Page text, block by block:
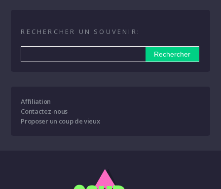
RECHERCHER UN SOUVENIR:
Affiliation
Contactez-nous
Proposer un coup de vieux